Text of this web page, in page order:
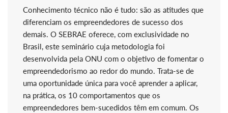
Conhecimento técnico não é tudo: são as atitudes que
diferenciam os empreendedores de sucesso dos
demais. O SEBRAE oferece, com exclusividade no
Brasil, este seminário cuja metodologia foi
desenvolvida pela ONU com o objetivo de fomentar o
empreendedorismo ao redor do mundo. Trata-se de
uma oportunidade única para você aprender a aplicar,
na prática, os 10 comportamentos que os
empreendedores bem-sucedidos têm em comum. Os